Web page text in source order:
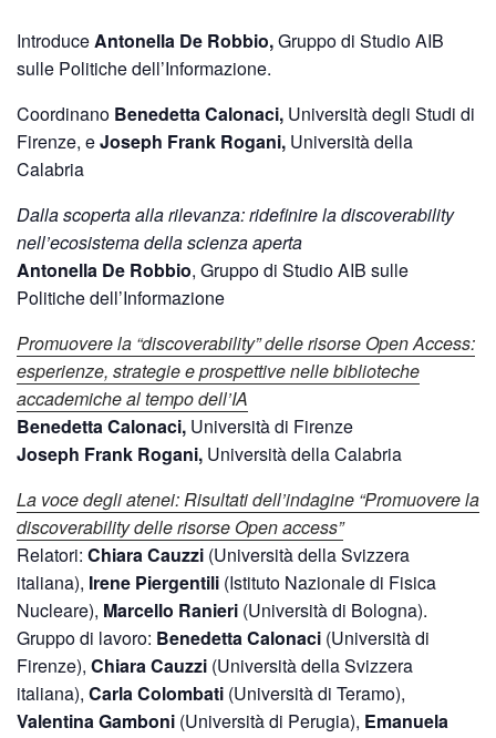
IntroduceAntonella De Robbio,Gruppo di Studio AIB
sulle Politiche dell’Informazione.
Coordinano Benedetta Calonaci, Università degli Studi di
Firenze, eJoseph Frank Rogani, Università della
Calabria
Dalla scoperta alla rilevanza: ridefinire la discoverability
nell’ecosistema della scienza aperta
Antonella De Robbio, Gruppo di Studio AIB sulle
Politiche dell’Informazione
Promuovere la “discoverability” delle risorse Open Access:
esperienze, strategie e prospettive nelle biblioteche
accademiche al tempo dell’IA
Benedetta Calonaci, Università di Firenze
Joseph Frank Rogani, Università della Calabria
La voce degli atenei: Risultati dell’indagine “Promuovere la
discoverability delle risorse Open access”
Relatori: Chiara Cauzzi (Università della Svizzera
italiana), Irene Piergentili (Istituto Nazionale di Fisica
Nucleare), Marcello Ranieri (Università di Bologna).
Gruppo di lavoro: Benedetta Calonaci (Università di
Firenze), Chiara Cauzzi (Università della Svizzera
italiana), Carla Colombati (Università di Teramo),
Valentina Gamboni (Università di Perugia), Emanuela